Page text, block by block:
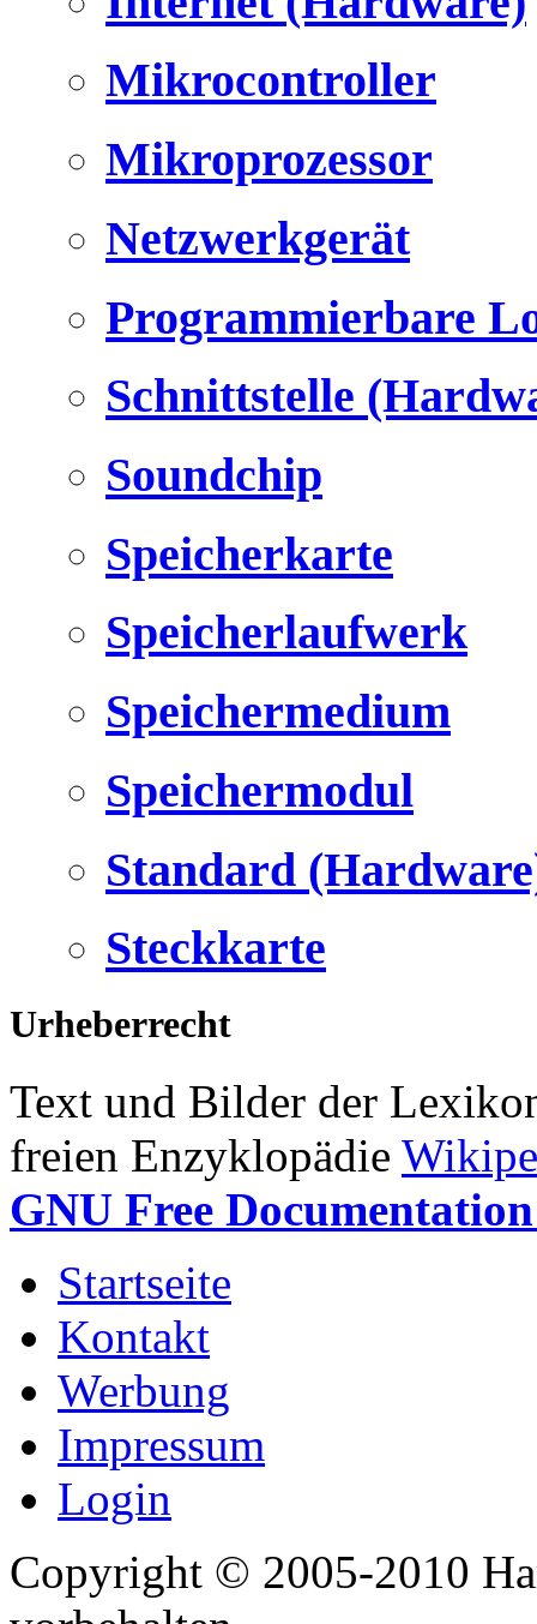
Mikrocontroller
Mikroprozessor
Netzwerkgerät
Programmierbare
Schnittstelle
Soundchip
Speicherkarte
Speicherlaufwerk
Speichermedium
Speichermodul
Standard
Steckkarte
Urheberrecht
Text und Bilder der
freien Enzyklopädie
GNU Free
Startseite
Kontakt
Werbung
Impressum
Login
Copyright © 2005-2010